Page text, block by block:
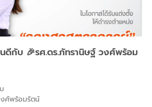
ดีกับ 🎉รศ.ดร.ภัทรานิษฐ์ วงศ์พร้อม
งศ์พร้อมรัตน์